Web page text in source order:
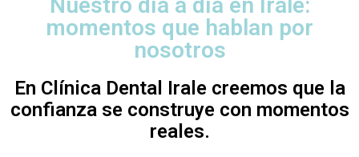
momentos que hablan por
nosotros
En Clínica Dental Irale creemos que la
confianza se construye con momentos
reales.